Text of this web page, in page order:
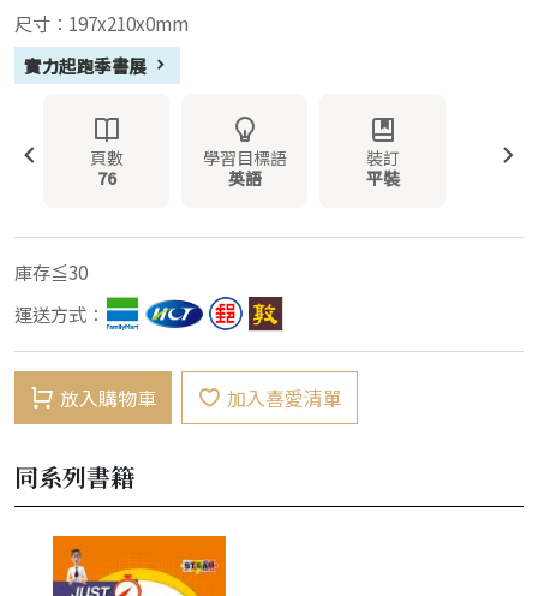
尺寸：197x210x0mm
實力起跑季書展
頁數
76
學習目標語
英語
裝訂
平裝
庫存≦30
運送方式：
放入購物車 加入喜愛清單
同系列書籍